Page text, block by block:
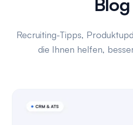
Recruiting-Tipps,
die Ihnen helfen,